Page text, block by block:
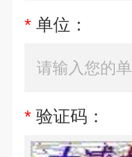
* 单位：
* 验证码：